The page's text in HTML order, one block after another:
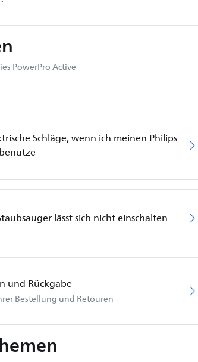
PowerPro Active
Schläge, wenn ich meinen Philips
lässt sich nicht einschalten
und Rückgabe
Bestellung und Retouren